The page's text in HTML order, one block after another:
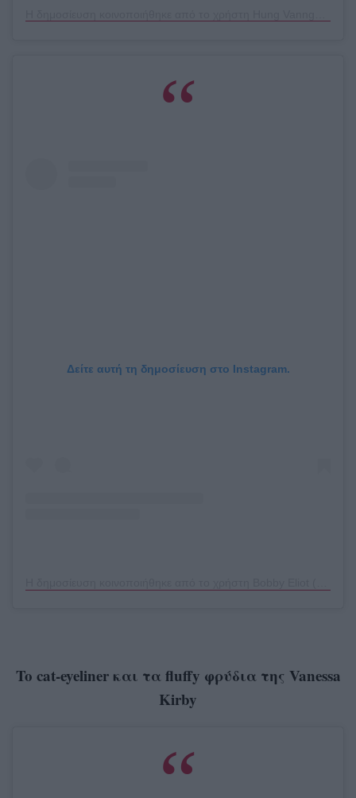
Δείτε αυτή τη δημοσίευση στο Instagram.
To cat-eyeliner και τα fluffy φρύδια της Vanessa
Kirby